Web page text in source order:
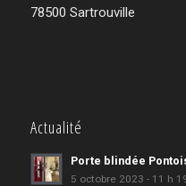
78500 Sartrouville
Actualité
Porte blindée
5 octobre 2023 - 11 h